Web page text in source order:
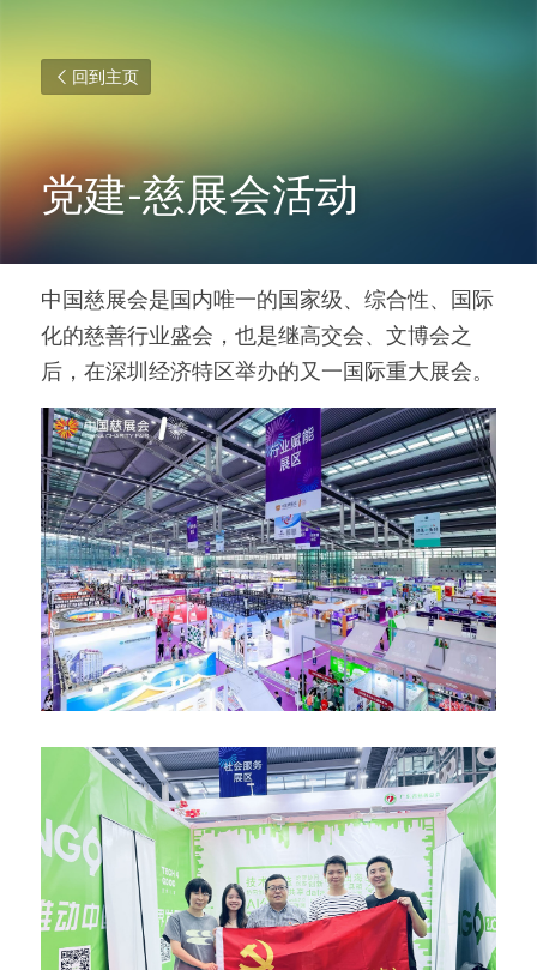
回到主页
党建-慈展会活动
中国慈展会是国内唯一的国家级、综合性、国际
化的慈善行业盛会，也是继高交会、文博会之
后，在深圳经济特区举办的又一国际重大展会。